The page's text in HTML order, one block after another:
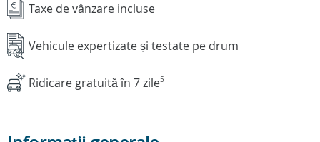
Taxe de vânzare incluse
Vehicule expertizate și testate pe drum
Ridicare gratuită în 7 zile5